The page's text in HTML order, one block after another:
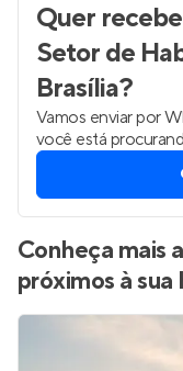
Quer
Setor de
Brasília?
Vamos enviar por
você está
Conheça mais
próximos à sua